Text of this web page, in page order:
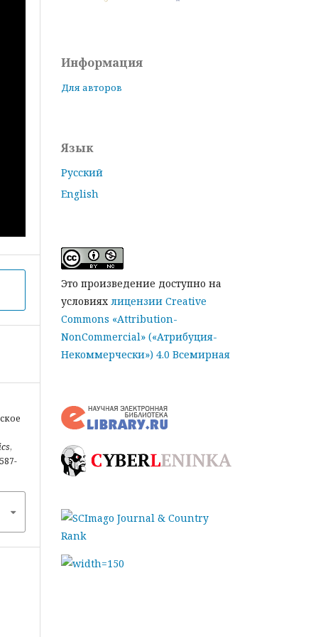
,
Информация
Для авторов
Язык
Русский
English
Это произведение доступно на
условиях лицензии Creative
Commons «Attribution-
NonCommercial» («Атрибуция-
Некоммерчески») 4.0 Всемирная